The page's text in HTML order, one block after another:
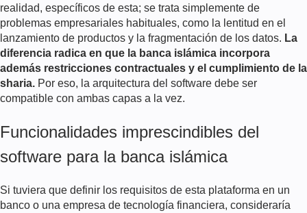
realidad, específicos de esta; se trata simplemente de
problemas empresariales habituales, como la lentitud en el
lanzamiento de productos y la fragmentación de los datos. La
diferencia radica en que la banca islámica incorpora
además restricciones contractuales y el cumplimiento de la
sharia. Por eso, la arquitectura del software debe ser
compatible con ambas capas a la vez.
Funcionalidades imprescindibles del
software para la banca islámica
Si tuviera que definir los requisitos de esta plataforma en un
banco o una empresa de tecnología financiera, consideraría